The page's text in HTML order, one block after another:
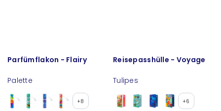
Parfümflakon - Flairy
Palette
+8
Reisepasshülle - Voyage
Tulipes
+6